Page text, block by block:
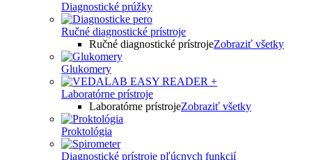
Diagnostické prúžky
Ručné diagnostické prístroje
Ručné diagnostické prístrojeZobraziť všetky
Glukomery
Laboratórne prístroje
Laboratórne prístrojeZobraziť všetky
Proktológia
Diagnostické prístroje pľúcnych funkcií